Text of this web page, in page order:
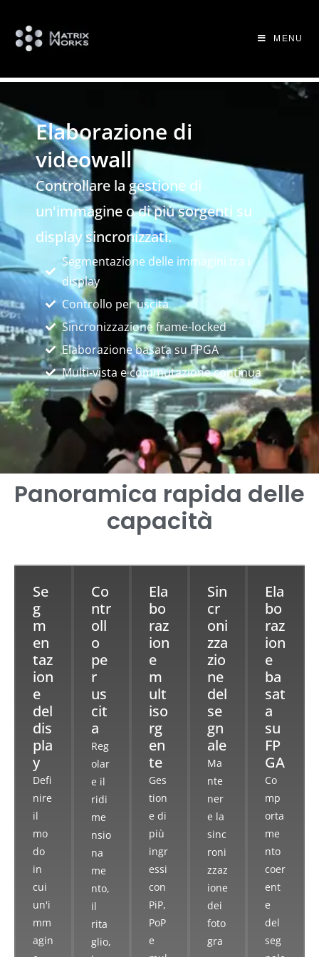
MENU
Elaborazione di
videowall
Controllare la gestione di
un'immagine o di più sorgenti su
display sincronizzati.
Segmentazione delle immagini tra i
display
Controllo per uscita
Sincronizzazione frame-locked
Elaborazione basata su FPGA
Multi-vista e commutazione continua
Panoramica rapida delle
capacità
Se
g
m
en
taz
ion
e
del
dis
pla
y
Defi
nire
il
mo
do
in
cui
un'i
mm
agin
Co
ntr
oll
o
pe
r
us
cit
a
Reg
olar
e il
ridi
me
nsio
na
me
nto,
il
rita
glio,
Ela
bo
raz
ion
e
m
ult
iso
rg
en
te
Ges
tion
e di
più
ingr
essi
con
PiP,
PoP
e
Sin
cr
oni
zza
zio
ne
del
se
gn
ale
Ma
nte
ner
e la
sinc
roni
zzaz
ione
dei
foto
gra
Ela
bo
raz
ion
e
ba
sat
a
su
FP
GA
Co
mp
orta
me
nto
coer
ent
e
del
seg